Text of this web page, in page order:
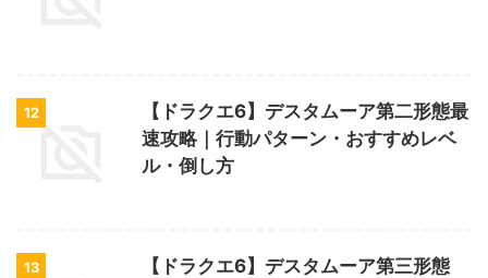
12
【ドラクエ6】デスタムーア第二形態最
速攻略｜行動パターン・おすすめレベ
ル・倒し方
13
【ドラクエ6】デスタムーア第三形態